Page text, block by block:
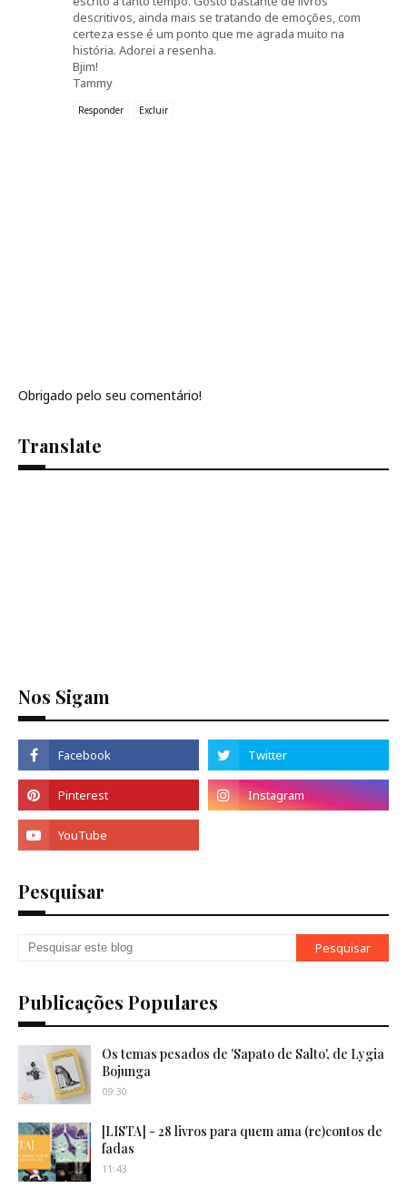
descritivos, ainda mais se tratando de emoções, com
certeza esse é um ponto que me agrada muito na
história. Adorei a resenha.
Bjim!
Tammy
Responder Excluir
Obrigado pelo seu comentário!
Translate
Nos Sigam
Pesquisar
Publicações Populares
Os temas pesados de 'Sapato de Salto', de Lygia
Bojunga
09:30
[LISTA] - 28 livros para quem ama (re)contos de
fadas
11:43